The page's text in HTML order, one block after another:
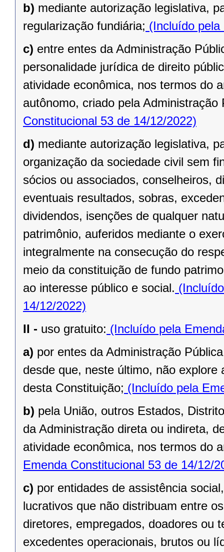
b) mediante autorização legislativa,
regularização fundiária; (Incluído pela
c) entre entes da Administração
personalidade jurídica de direito
atividade econômica, nos termos do
autônomo, criado pela Administração
Constitucional 53 de 14/12/2022)
d) mediante autorização legislativa,
organização da sociedade civil sem
sócios ou associados, conselheiros,
eventuais resultados, sobras,
dividendos, isenções de qualquer
patrimônio, auferidos mediante o
integralmente na consecução do
meio da constituição de fundo
ao interesse público e social.
14/12/2022)
II - uso gratuito: (Incluído pela
a) por entes da Administração
desde que, neste último, não
desta Constituição; (Incluído pela
b) pela União, outros Estados,
da Administração direta ou indireta,
atividade econômica, nos termos do
Emenda Constitucional 53 de 14/12/
c) por entidades de assistência
lucrativos que não distribuam entre
diretores, empregados, doadores ou
excedentes operacionais, brutos ou